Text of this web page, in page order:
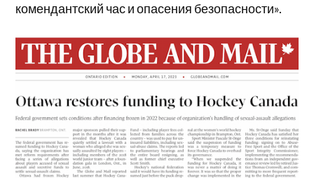
комендантский час и опасения безопасности».